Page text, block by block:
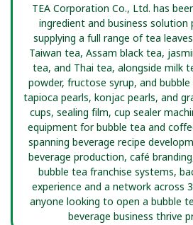
TEA Corporation Co., Ltd. has
ingredient and business solution
supplying a full range of tea
Taiwan tea, Assam black tea,
tea, and Thai tea, alongside milk
powder, fructose syrup, and
tapioca pearls, konjac pearls, and
cups, sealing film, cup sealer
equipment for bubble tea and
spanning beverage recipe
beverage production, café
bubble tea franchise systems,
experience and a network across
anyone looking to open a bubble
beverage business thrive